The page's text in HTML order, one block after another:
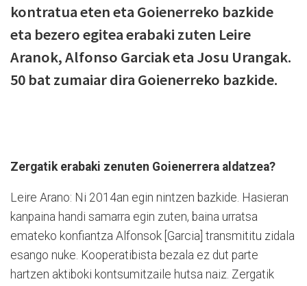
kontratua eten eta Goienerreko bazkide
eta bezero egitea erabaki zuten Leire
Aranok, Alfonso Garciak eta Josu Urangak.
50 bat zumaiar dira Goienerreko bazkide.
Zergatik erabaki zenuten Goienerrera aldatzea?
Leire Arano: Ni 2014an egin nintzen bazkide. Hasieran
kanpaina handi samarra egin zuten, baina urratsa
emateko konfiantza Alfonsok [Garcia] transmititu zidala
esango nuke. Kooperatibista bezala ez dut parte
hartzen aktiboki kontsumitzaile hutsa naiz. Zergatik